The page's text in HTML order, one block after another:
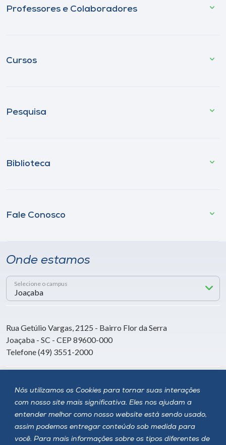
Nós utilizamos os Cookies para tornar suas interações
com nosso site mais significativa. Eles nos ajudam a
entender melhor como nosso website está sendo usado,
assim podemos entregar conteúdo sob medida para
você. Para mais informações sobre os tipos diferentes de
Professores e Colaboradores
Cursos
Pesquisa
Biblioteca
Fale Conosco
Onde estamos
Selecione o campus
Rua Getúlio Vargas, 2125 - Bairro Flor da Serra
Joaçaba - SC - CEP 89600-000
Telefone (49) 3551-2000
Siga a Unoesc